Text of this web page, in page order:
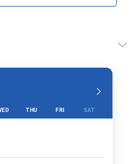
THU FRI SAT